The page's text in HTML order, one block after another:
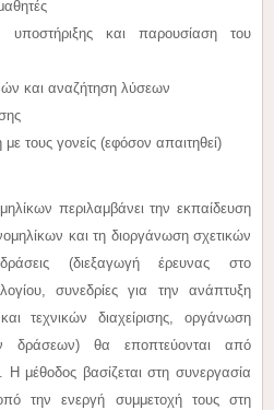
και παρουσίαση του
και αναζήτηση λύσεων
τους γονείς (εφόσον απαιτηθεί)
περιλαμβάνει την εκπαίδευση
και τη διοργάνωση σχετικών
(διεξαγωγή έρευνας στο
συνεδρίες για την ανάπτυξη
τεχνικών διαχείρισης, οργάνωση
δράσεων) θα εποπτεύονται από
Η μέθοδος βασίζεται στη συνεργασία
την ενεργή συμμετοχή τους στη